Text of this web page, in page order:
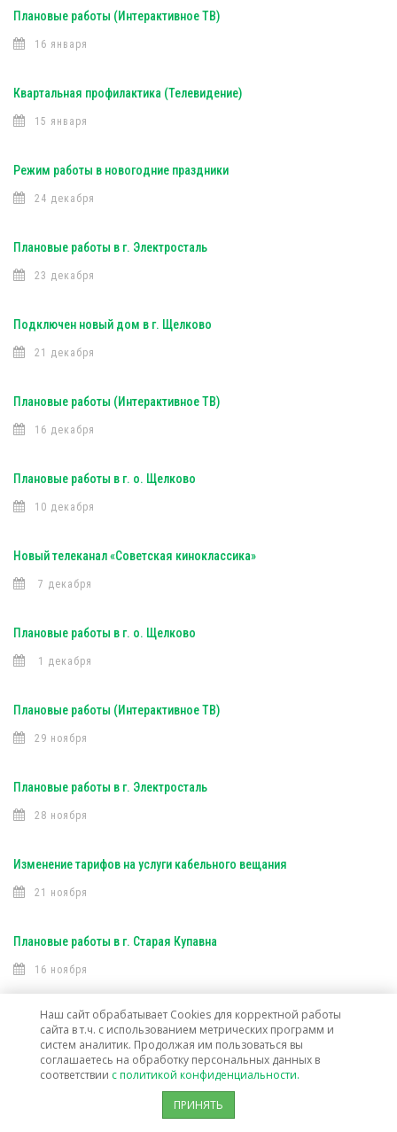
Плановые работы (Интерактивное ТВ)
16 января
Квартальная профилактика (Телевидение)
15 января
Режим работы в новогодние праздники
24 декабря
Плановые работы в г. Электросталь
23 декабря
Подключен новый дом в г. Щелково
21 декабря
Плановые работы (Интерактивное ТВ)
16 декабря
Плановые работы в г. о. Щелково
10 декабря
Новый телеканал «Советская киноклассика»
7 декабря
Плановые работы в г. о. Щелково
1 декабря
Плановые работы (Интерактивное ТВ)
29 ноября
Плановые работы в г. Электросталь
28 ноября
Изменение тарифов на услуги кабельного вещания
21 ноября
Плановые работы в г. Старая Купавна
16 ноября
Плановые работы (Интерактивное ТВ)
16 ноября
Плановые работы (Интерактивное ТВ)
Наш сайт обрабатывает Cookies для корректной работы
сайта в т.ч. с использованием метрических программ и
систем аналитик. Продолжая им пользоваться вы
соглашаетесь на обработку персональных данных в
соответствии с политикой конфиденциальности.
ПРИНЯТЬ